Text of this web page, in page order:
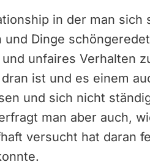
in der man sich
Dinge
unfaires Verhalten
ist und es einem
und sich nicht
man aber auch,
versucht hat daran